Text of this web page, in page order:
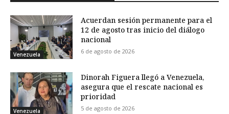
Venezuela
Acuerdan sesión permanente para el
12 de agosto tras inicio del diálogo
nacional
6 de agosto de 2026
Venezuela
Dinorah Figuera llegó a Venezuela,
asegura que el rescate nacional es
prioridad
5 de agosto de 2026